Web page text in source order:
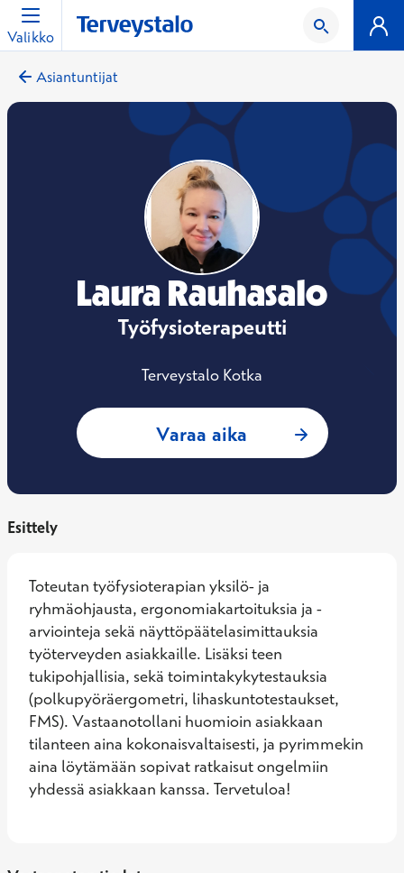
Valikko
Asiantuntijat
Laura Rauhasalo
Työfysioterapeutti
Terveystalo Kotka
Varaa aika : Laura
Esittely
Toteutan työfysioterapian yksilö- ja
ryhmäohjausta, ergonomiakartoituksia ja -
arviointeja sekä näyttöpäätelasimittauksia
työterveyden asiakkaille. Lisäksi teen
tukipohjallisia, sekä toimintakykytestauksia
(polkupyöräergometri, lihaskuntotestaukset,
FMS). Vastaanotollani huomioin asiakkaan
tilanteen aina kokonaisvaltaisesti, ja pyrimmekin
aina löytämään sopivat ratkaisut ongelmiin
yhdessä asiakkaan kanssa. Tervetuloa!